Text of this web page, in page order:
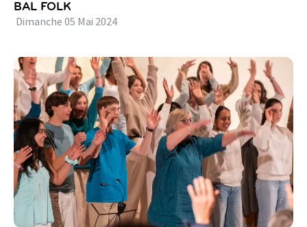
BAL FOLK
Dimanche 05 Mai 2024